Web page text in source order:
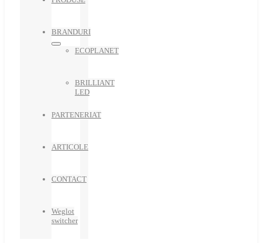
BRANDURI
ECOPLANET
BRILLIANT
LED
PARTENERIAT
ARTICOLE
CONTACT
Weglot
switcher